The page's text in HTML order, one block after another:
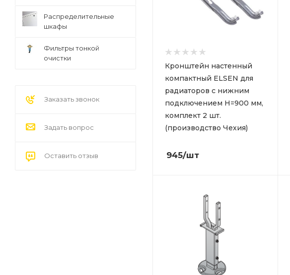
Кронштейн настенный
компактный ELSEN для
радиаторов с нижним
подключением Н=900 мм,
комплект 2 шт.
(производство Чехия)
945/шт
Распределительные
шкафы
Фильтры тонкой
очистки
Заказать звонок
Задать вопрос
Оставить отзыв